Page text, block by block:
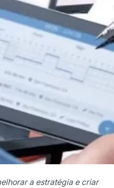
a estratégia e criar